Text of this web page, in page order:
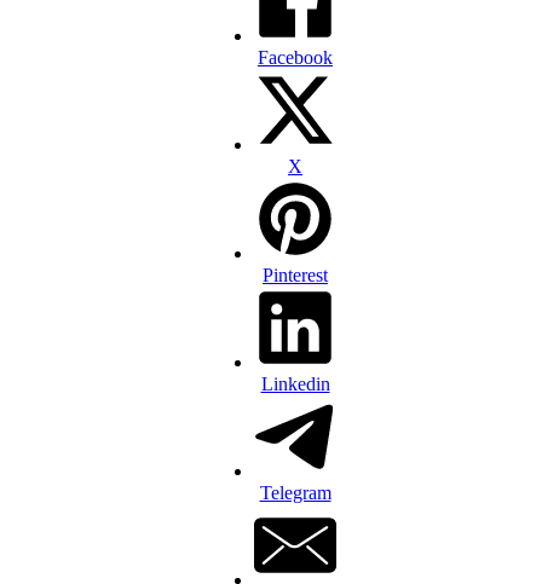
Facebook
X
Pinterest
Linkedin
Telegram